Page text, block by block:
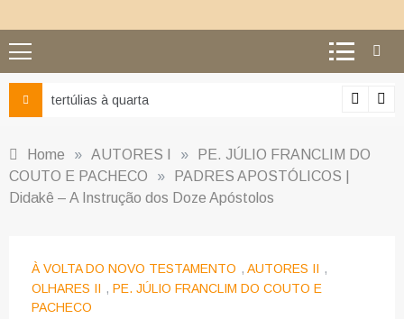
Ciência e religião: como superar o equívoco do conflito
Home » AUTORES I »
PE. JÚLIO FRANCLIM DO
COUTO E PACHECO
»
PADRES APOSTÓLICOS |
Didakê – A Instrução dos Doze Apóstolos
À VOLTA DO NOVO TESTAMENTO , AUTORES II ,
OLHARES II , PE. JÚLIO FRANCLIM DO COUTO E
PACHECO